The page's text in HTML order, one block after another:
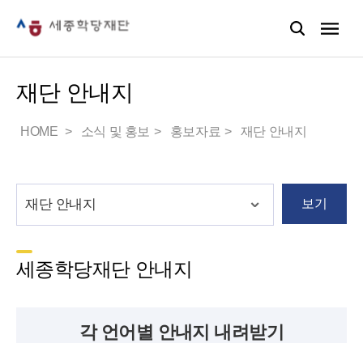
재단 안내지
HOME 소식 및 홍보 홍보자료 재단 안내지
보기
세종학당재단 안내지
각 언어별 안내지 내려받기